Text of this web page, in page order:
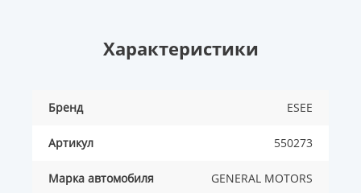
Характеристики
Бренд ESEE
Артикул 550273
Марка автомобиля GENERAL MOTORS